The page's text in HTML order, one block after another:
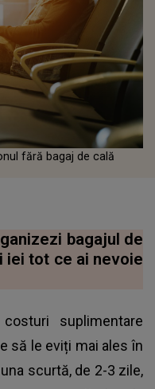
fără bagaj de cală
bagajul de
iei tot ce ai nevoie
suplimentare
să le eviți mai ales în
scurtă, de 2-3 zile,